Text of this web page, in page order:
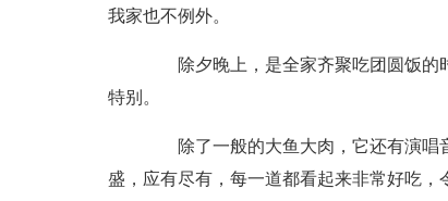
我家也不例外。
除夕晚上，是全家齐聚吃团圆饭的
特别。
除了一般的大鱼大肉，它还有演唱
盛，应有尽有，每一道都看起来非常好吃